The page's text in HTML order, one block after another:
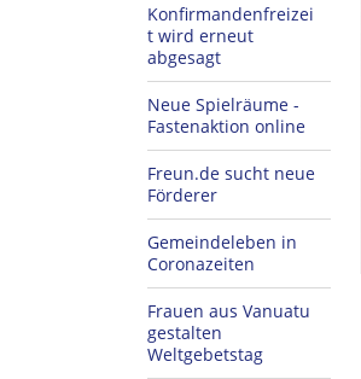
Konfirmandenfreizei
t wird erneut
abgesagt
Neue Spielräume -
Fastenaktion online
Freun.de sucht neue
Förderer
Gemeindeleben in
Coronazeiten
Frauen aus Vanuatu
gestalten
Weltgebetstag